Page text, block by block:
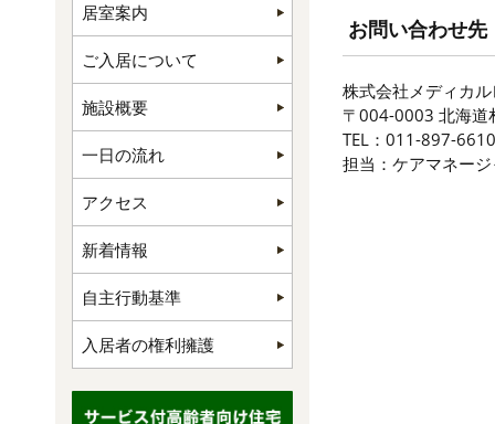
お問い合わせ先
株式会社メディカ
〒004-0003 北海道
TEL：011-897-6610
担当：ケアマネー
居室案内
ご入居について
施設概要
一日の流れ
アクセス
新着情報
自主行動基準
入居者の権利擁護